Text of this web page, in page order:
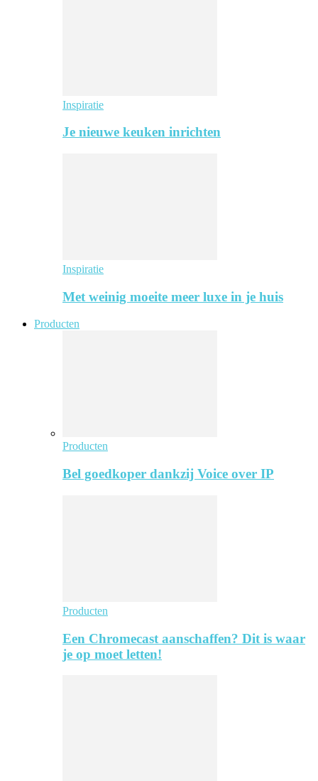
Inspiratie
Je nieuwe keuken inrichten
Inspiratie
Met weinig moeite meer luxe in je huis
Producten
Producten
Bel goedkoper dankzij Voice over IP
Producten
Een Chromecast aanschaffen? Dit is waar
je op moet letten!